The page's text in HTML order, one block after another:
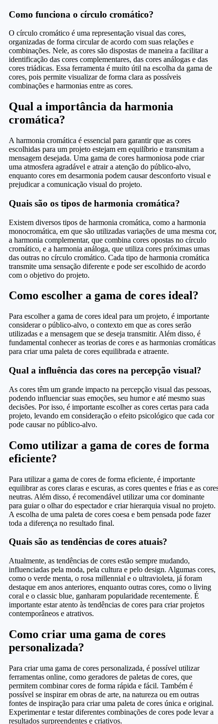
Como funciona o círculo cromático?
O círculo cromático é uma representação visual das cores,
organizadas de forma circular de acordo com suas relações e
combinações. Nele, as cores são dispostas de maneira a facilitar a
identificação das cores complementares, das cores análogas e das
cores triádicas. Essa ferramenta é muito útil na escolha da gama de
cores, pois permite visualizar de forma clara as possíveis
combinações e harmonias entre as cores.
Qual a importância da harmonia
cromática?
A harmonia cromática é essencial para garantir que as cores
escolhidas para um projeto estejam em equilíbrio e transmitam a
mensagem desejada. Uma gama de cores harmoniosa pode criar
uma atmosfera agradável e atrair a atenção do público-alvo,
enquanto cores em desarmonia podem causar desconforto visual e
prejudicar a comunicação visual do projeto.
Quais são os tipos de harmonia cromática?
Existem diversos tipos de harmonia cromática, como a harmonia
monocromática, em que são utilizadas variações de uma mesma cor,
a harmonia complementar, que combina cores opostas no círculo
cromático, e a harmonia análoga, que utiliza cores próximas umas
das outras no círculo cromático. Cada tipo de harmonia cromática
transmite uma sensação diferente e pode ser escolhido de acordo
com o objetivo do projeto.
Como escolher a gama de cores ideal?
Para escolher a gama de cores ideal para um projeto, é importante
considerar o público-alvo, o contexto em que as cores serão
utilizadas e a mensagem que se deseja transmitir. Além disso, é
fundamental conhecer as teorias de cores e as harmonias cromáticas
para criar uma paleta de cores equilibrada e atraente.
Qual a influência das cores na percepção visual?
As cores têm um grande impacto na percepção visual das pessoas,
podendo influenciar suas emoções, seu humor e até mesmo suas
decisões. Por isso, é importante escolher as cores certas para cada
projeto, levando em consideração o efeito psicológico que cada cor
pode causar no público-alvo.
Como utilizar a gama de cores de forma
eficiente?
Para utilizar a gama de cores de forma eficiente, é importante
equilibrar as cores claras e escuras, as cores quentes e frias e as
neutras. Além disso, é recomendável utilizar uma cor dominante
para guiar o olhar do espectador e criar hierarquia visual no projeto.
A escolha de uma paleta de cores coesa e bem pensada pode fazer
toda a diferença no resultado final.
Quais são as tendências de cores atuais?
Atualmente, as tendências de cores estão sempre mudando,
influenciadas pela moda, pela cultura e pelo design. Algumas cores,
como o verde menta, o rosa millennial e o ultravioleta, já foram
destaque em anos anteriores, enquanto outras cores, como o living
coral e o classic blue, ganharam popularidade recentemente. É
importante estar atento às tendências de cores para criar projetos
contemporâneos e atrativos.
Como criar uma gama de cores
personalizada?
Para criar uma gama de cores personalizada, é possível utilizar
ferramentas online, como geradores de paletas de cores, que
permitem combinar cores de forma rápida e fácil. Também é
possível se inspirar em obras de arte, na natureza ou em outras
fontes de inspiração para criar uma paleta de cores única e original.
Experimentar e testar diferentes combinações de cores pode levar a
resultados surpreendentes e criativos.